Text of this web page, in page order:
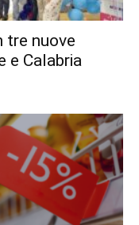
tre nuove
e Calabria